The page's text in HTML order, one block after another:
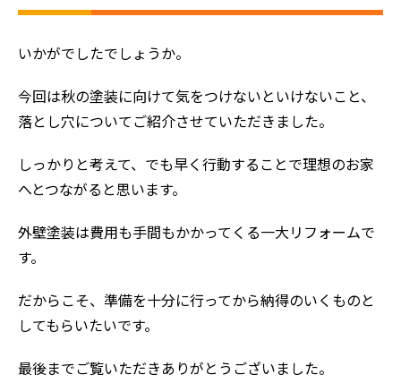
いかがでしたでしょうか。
今回は秋の塗装に向けて気をつけないといけないこと、
落とし穴についてご紹介させていただきました。
しっかりと考えて、でも早く行動することで理想のお家
へとつながると思います。
外壁塗装は費用も手間もかかってくる一大リフォームで
す。
だからこそ、準備を十分に行ってから納得のいくものと
してもらいたいです。
最後までご覧いただきありがとうございました。